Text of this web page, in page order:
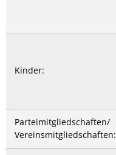
Kinder:
Parteimitgliedschaften/
Vereinsmitgliedschaften: